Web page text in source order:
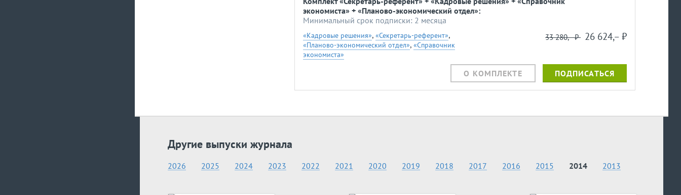
экономиста» + «Планово-экономический отдел»:
Минимальный срок подписки: 2 месяца
33 280,– ⃏ 26 624,– ⃏
«Кадровые решения», «Секретарь-референт»,
«Планово-экономический отдел», «Справочник
экономиста»
О КОМПЛЕКТЕ ПОДПИСАТЬСЯ
Другие выпуски журнала
2026 2025 2024 2023 2022 2021 2020 2019 2018 2017 2016 2015 2014 2013